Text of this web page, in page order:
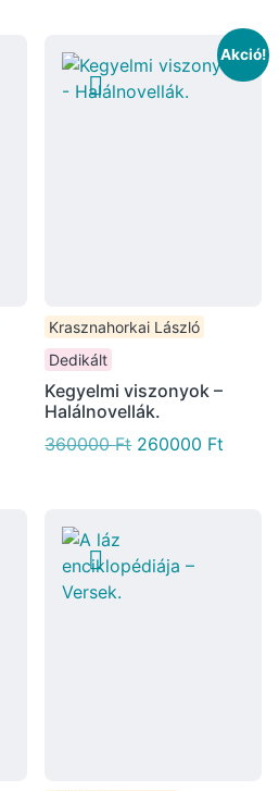
Akció!
Krasznahorkai László
Dedikált
Kegyelmi viszonyok –
Halálnovellák.
360000Ft 260000 Ft